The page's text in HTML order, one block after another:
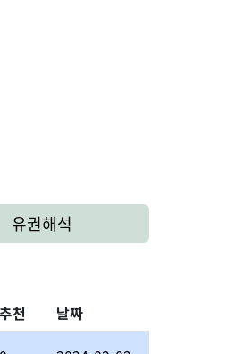
유권해석
추천 날짜